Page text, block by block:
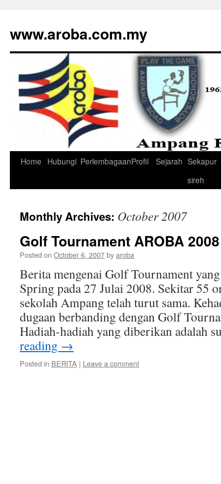
www.aroba.com.my
Skip
Home Hubungi PerlembagaanProfil Sejarah Sekapur
sireh
Monthly Archives: October 2007
Golf Tournament AROBA 2008
Posted on October 6, 2007byaroba
Berita mengenai Golf Tournament
Spring pada 27 Julai 2008. Sekitar 55
sekolah Ampang telah turut sama.
dugaan berbanding dengan Golf
Hadiah-hadiah yang diberikan adalah
reading →
Posted in BERITA | Leave a comment